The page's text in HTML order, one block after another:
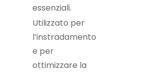
essenziali.
Utilizzato per
l’instradamento
e per
ottimizzare la